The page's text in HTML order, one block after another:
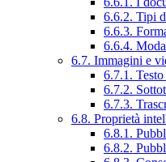
6.6.2. Tipi
6.6.3.
6.6.4.
6.7. Immagini e
6.7.1.
6.7.2.
6.7.3.
6.8. Proprietà
6.8.1.
6.8.2.